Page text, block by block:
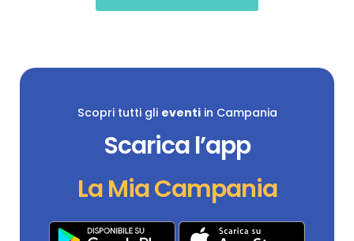
Scopri tutti gli eventiin Campania
Scarica l’app
La Mia Campania